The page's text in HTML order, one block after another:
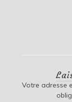
Votre adresse